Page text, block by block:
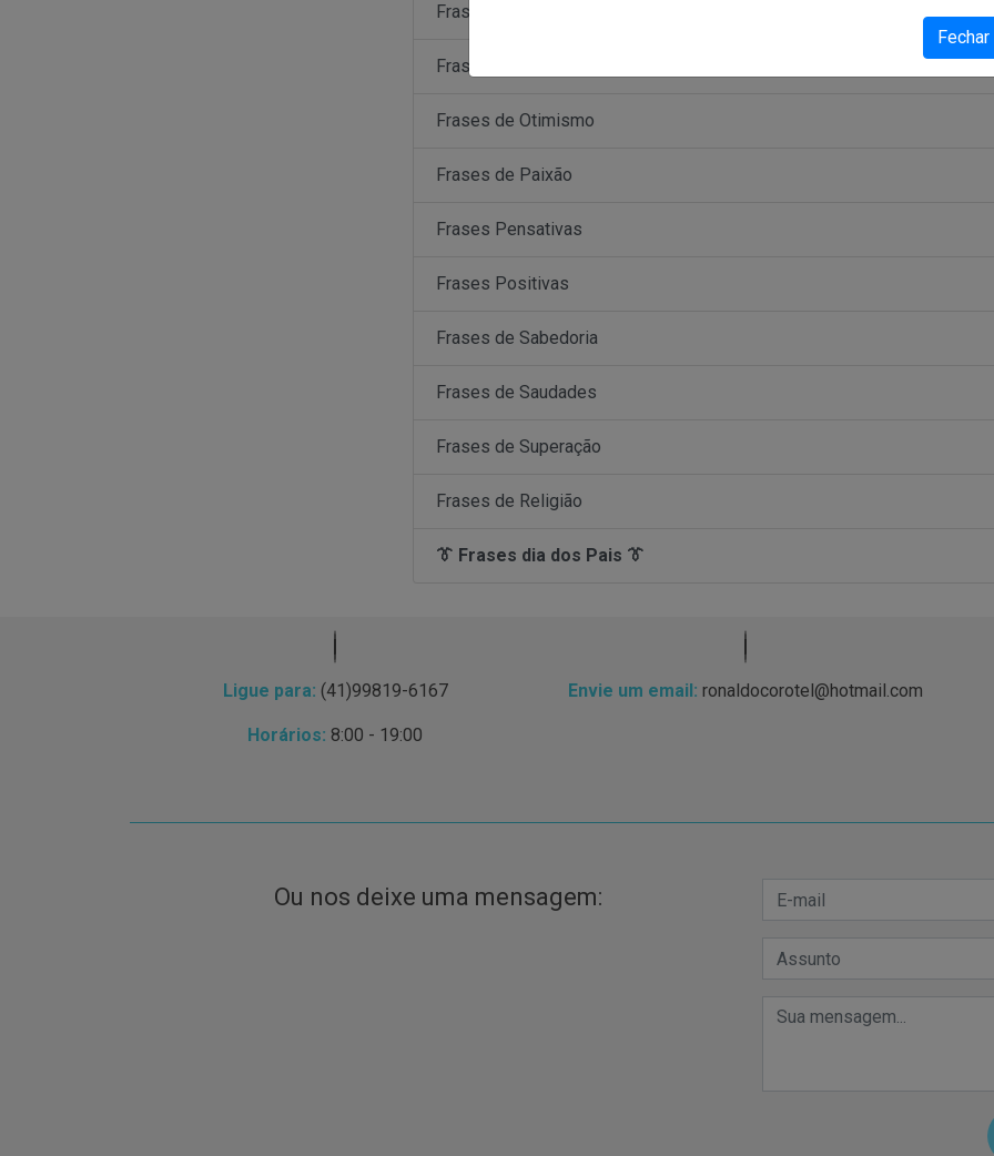
Fechar
Frases de Grupo de Whatsapp
Frases de Motivação
Frases de Otimismo
Frases de Paixão
Frases Pensativas
Frases Positivas
Frases de Sabedoria
Frases de Saudades
Frases de Superação
Frases de Religião
👔 Frases dia dos Pais 👔
Ligue para: (41)99819-6167
Horários: 8:00 - 19:00
Envie um email: ronaldocorotel@hotmail.com
Ou nos deixe uma mensagem: